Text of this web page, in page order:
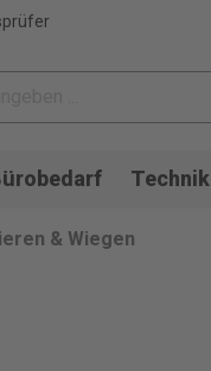
Technik
& Wiegen